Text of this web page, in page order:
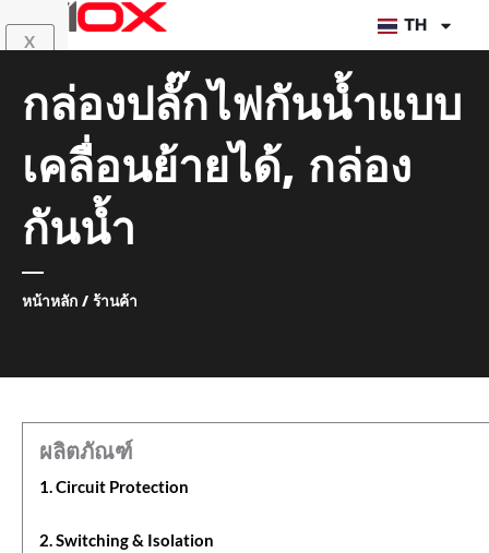
เนื้อหา
X
TH
กล่องปลั๊กไฟกันน้ำแบบ
เคลื่อนย้ายได้, กล่อง
กันน้ำ
หน้าหลัก / ร้านค้า
ผลิตภัณฑ์
1. Circuit Protection
2. Switching & Isolation